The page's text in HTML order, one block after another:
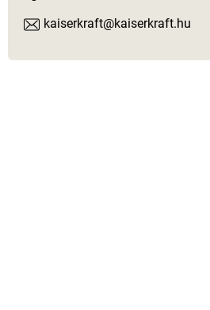
kaiserkraft@kaiserkraft.hu